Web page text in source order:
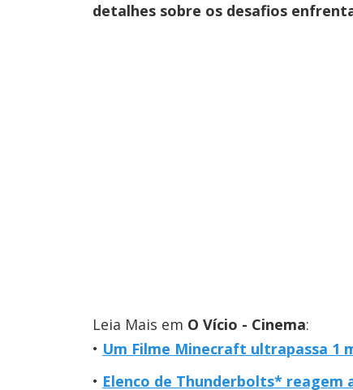
detalhes sobre os desafios
Leia Mais em O Vício - Cinema:
Um Filme Minecraft ultrapassa 1
Elenco de Thunderbolts* reagem